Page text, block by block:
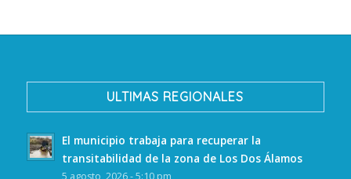
ULTIMAS REGIONALES
El municipio trabaja para recuperar la
transitabilidad de la zona de Los Dos Álamos
5 agosto, 2026 - 5:10 pm